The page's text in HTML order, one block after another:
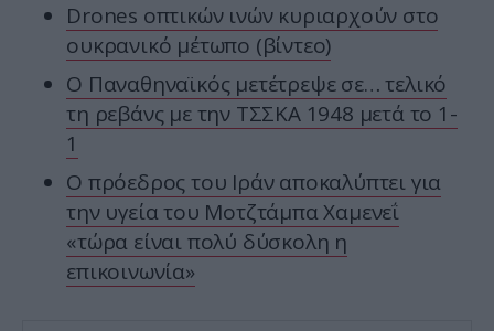
Drones οπτικών ινών κυριαρχούν στο
ουκρανικό μέτωπο (βίντεο)
Ο Παναθηναϊκός μετέτρεψε σε… τελικό
τη ρεβάνς με την ΤΣΣΚΑ 1948 μετά το 1-
1
Ο πρόεδρος του Ιράν αποκαλύπτει για
την υγεία του Μοτζτάμπα Χαμενεΐ
«τώρα είναι πολύ δύσκολη η
επικοινωνία»